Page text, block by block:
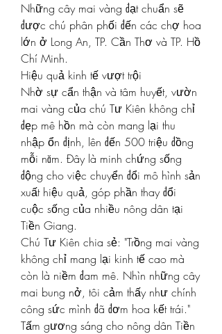
Những cây mai vàng đạt chuẩn sẽ
được chú phân phối đến các chợ hoa
lớn ở Long An, TP. Cần Thơ và TP. Hồ
Chí Minh.
Hiệu quả kinh tế vượt trội
Nhờ sự cẩn thận và tâm huyết, vườn
mai vàng của chú Tư Kiên không chỉ
đẹp mê hồn mà còn mang lại thu
nhập ổn định, lên đến 500 triệu đồng
mỗi năm. Đây là minh chứng sống
động cho việc chuyển đổi mô hình sản
xuất hiệu quả, góp phần thay đổi
cuộc sống của nhiều nông dân tại
Tiền Giang.
Chú Tư Kiên chia sẻ: "Trồng mai vàng
không chỉ mang lại kinh tế cao mà
còn là niềm đam mê. Nhìn những cây
mai bung nở, tôi cảm thấy như chính
công sức mình đã đơm hoa kết trái."
Tấm gương sáng cho nông dân Tiền